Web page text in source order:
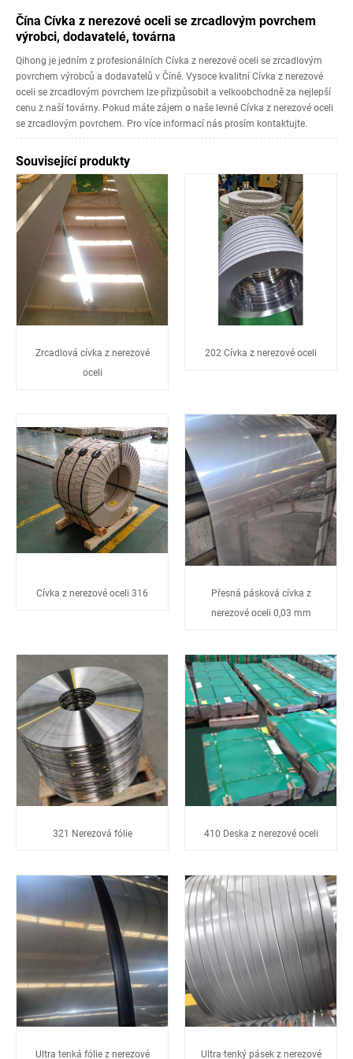
Čína Cívka z nerezové oceli se zrcadlovým povrchem
výrobci, dodavatelé, továrna
Qihong je jedním z profesionálních Cívka z nerezové oceli se zrcadlovým
povrchem výrobců a dodavatelů v Číně. Vysoce kvalitní Cívka z nerezové
oceli se zrcadlovým povrchem lze přizpůsobit a velkoobchodně za nejlepší
cenu z naší továrny. Pokud máte zájem o naše levné Cívka z nerezové oceli
se zrcadlovým povrchem. Pro více informací nás prosím kontaktujte.
Související produkty
Zrcadlová cívka z nerezové
oceli
202 Cívka z nerezové oceli
Cívka z nerezové oceli 316
Přesná pásková cívka z
nerezové oceli 0,03 mm
321 Nerezová fólie 410 Deska z nerezové oceli
Ultra tenká fólie z nerezové Ultra tenký pásek z nerezové